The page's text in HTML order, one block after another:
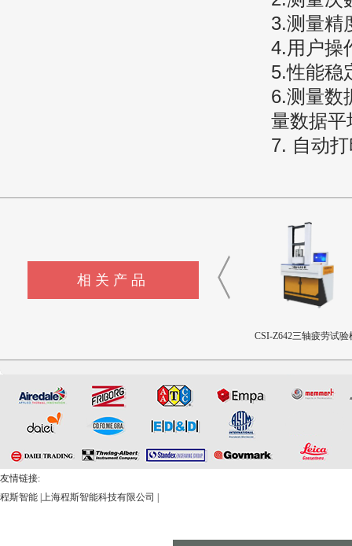
3.测量精
4.用户操
5.性能稳
6.测量数
量数据平
7. 自动
相关产品
CSI-Z642三轴疲劳试验
友情链接:
程斯智能 上海程斯智能科技有限公司